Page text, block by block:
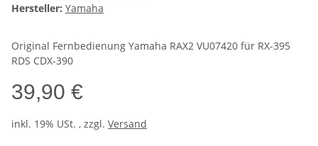
Hersteller: Yamaha
Original Fernbedienung Yamaha RAX2 VU07420 für RX-395
RDS CDX-390
39,90 €
inkl. 19% USt. , zzgl. Versand